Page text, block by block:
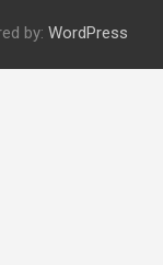
by: WordPress